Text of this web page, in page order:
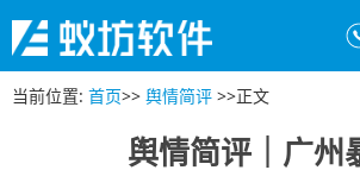
当前位置: 首页>> 舆情简评 >>正文
舆情简评｜广州